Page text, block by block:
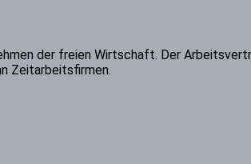
der freien Wirtschaft. Der
Zeitarbeitsfirmen.